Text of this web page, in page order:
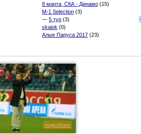
8 марта, СКА - Динамо (15)
M-1 Selection (3)
— 5 тур (3)
skaiok (0)
Алые Паруса 2017 (23)
подробнее